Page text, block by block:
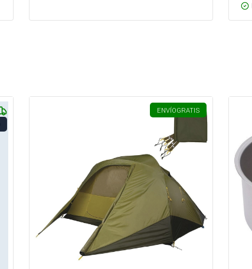
ENVÍOGRATIS